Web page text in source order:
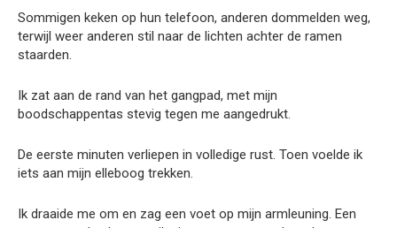
Sommigen keken op hun telefoon, anderen dommelden weg,
terwijl weer anderen stil naar de lichten achter de ramen
staarden.
Ik zat aan de rand van het gangpad, met mijn
boodschappentas stevig tegen me aangedrukt.
De eerste minuten verliepen in volledige rust. Toen voelde ik
iets aan mijn elleboog trekken.
Ik draaide me om en zag een voet op mijn armleuning. Een